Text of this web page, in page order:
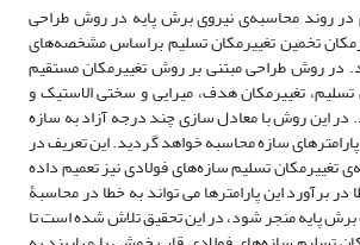
در روند محاسبه‌ی نیروی برش پایه در روش طراحی
تخمین تغییرمکان تسلیم براساس مشخصه‌های
روش طراحی مبتنی بر روش تغییرمکان مستقیم
تسلیم، تغییرمکان هدف، میرایی و سختی الاستیک و
این روش با معادل سازی چند درجه آزاد به سازه
سازه محاسبه خواهد گردید. این تعریف در
تغییرمکان تسلیم سازه‌های فولادی نیز تعمیم داده
برآورد این پارامترها می تواند به خطا در محاسبۀ
پایه منجر شود، در این تحقیق تلاش شده است تا